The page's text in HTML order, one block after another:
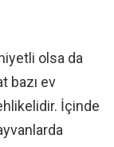
olsa da
bazı ev
İçinde